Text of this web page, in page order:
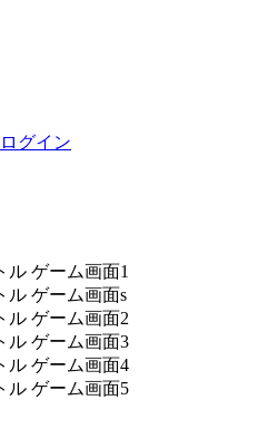
ログイン